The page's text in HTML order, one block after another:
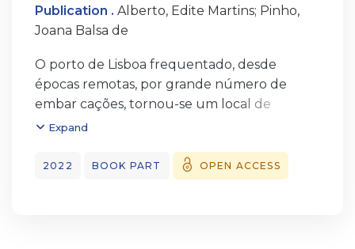
Publication . Alberto, Edite Martins; Pinho,
Joana Balsa de
O porto de Lisboa frequentado, desde
épocas remotas, por grande número de
embar cações, tornou-se um local de
encontro de marinheiros e mercadores
diversas latitudes, o que facilitou a entrada
na cidade de surtos pestíferos e a sua pro
Expand
2022 BOOK PART OPEN ACCESS